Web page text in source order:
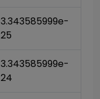
3.343585999e-
25
3.343585999e-
24